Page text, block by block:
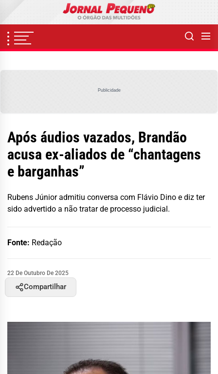
content
Publicidade
Após áudios vazados, Brandão
acusa ex-aliados de “chantagens
e barganhas”
Rubens Júnior admitiu conversa com Flávio Dino e diz ter
sido advertido a não tratar de processo judicial.
Fonte: Redação
22 De Outubro De 2025
Compartilhar